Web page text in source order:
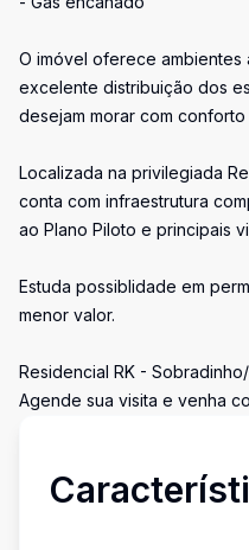
O imóvel oferece ambientes
excelente distribuição dos
desejam morar com
Localizada na privilegiada
conta com infraestrutura
ao Plano Piloto e principais
Estuda possiblidade em
menor valor.
Residencial RK -
Agende sua visita e venha